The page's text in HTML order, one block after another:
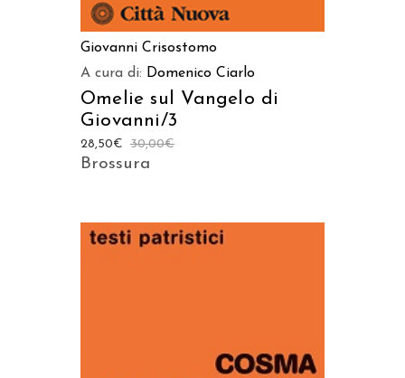
Giovanni Crisostomo
A cura di: Domenico Ciarlo
Omelie sul Vangelo di
Giovanni/3
30,00€
28,50€
Brossura